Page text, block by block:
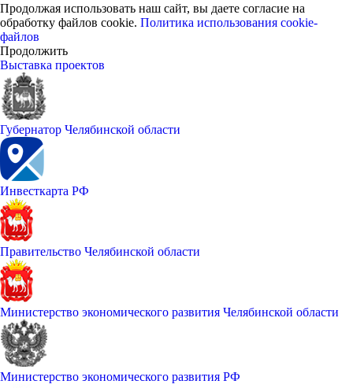
Продолжая использовать наш сайт, вы даете согласие на
обработку файлов cookie. Политика использования cookie-
файлов
Продолжить
Выставка проектов
Губернатор Челябинской области
Инвесткарта РФ
Правительство Челябинской области
Министерство экономического развития Челябинской области
Министерство экономического развития РФ